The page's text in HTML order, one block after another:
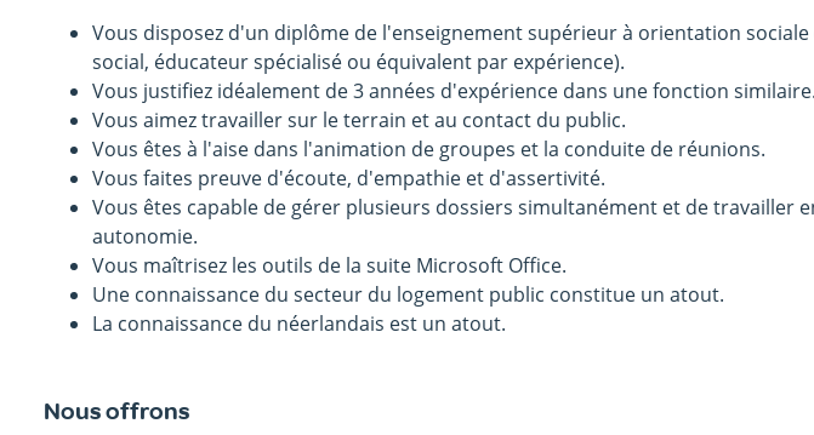
Vous disposez d'un diplôme de l'enseignement supérieur à orientation
social, éducateur spécialisé ou équivalent par expérience).
Vous justifiez idéalement de 3 années d'expérience dans une fonction similaire.
Vous aimez travailler sur le terrain et au contact du public.
Vous êtes à l'aise dans l'animation de groupes et la conduite de réunions.
Vous faites preuve d'écoute, d'empathie et d'assertivité.
Vous êtes capable de gérer plusieurs dossiers simultanément et de travailler
autonomie.
Vous maîtrisez les outils de la suite Microsoft Office.
Une connaissance du secteur du logement public constitue un atout.
La connaissance du néerlandais est un atout.
Nous offrons